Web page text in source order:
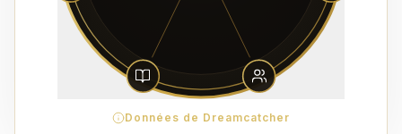
Données de Dreamcatcher